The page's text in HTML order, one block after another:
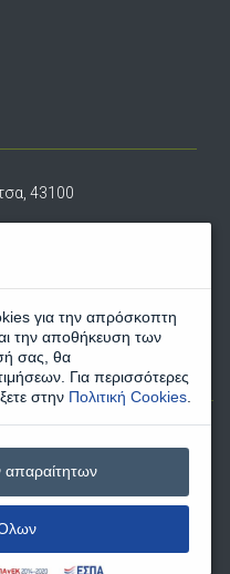
43100
right reserved
για την απρόσκοπτη
την αποθήκευση των
σας, θα
Για περισσότερες
στην Πολιτική Cookies.